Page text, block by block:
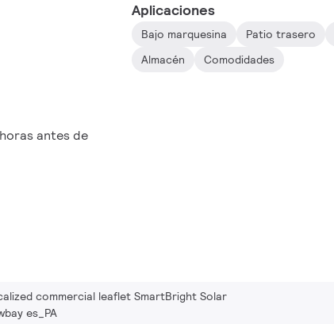
Aplicaciones
Bajo marquesina Patio trasero
Almacén
Comodidades
antes de
commercial leaflet SmartBright Solar
es_PA